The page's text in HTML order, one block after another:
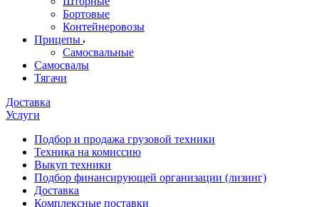
Бортовые
Контейнеровозы
Прицепы
Самосвальные
Самосвалы
Тягачи
Доставка
Услуги
Подбор и продажа грузовой техники
Техника на комиссию
Выкуп техники
Подбор финансирующей организации (лизинг)
Доставка
Комплексные поставки